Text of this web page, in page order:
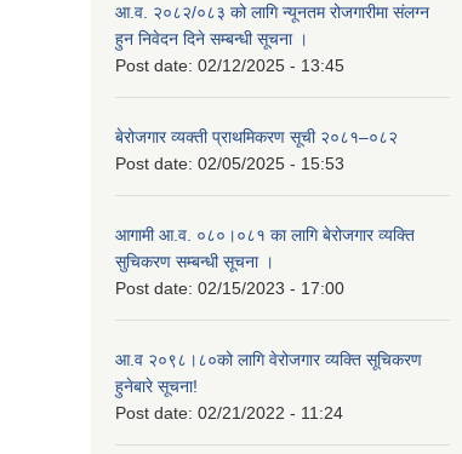
आ.व. २०८२/०८३ को लागि न्यूनतम रोजगारीमा संलग्न
हुन निवेदन दिने सम्बन्धी सूचना ।
Post date: 02/12/2025 - 13:45
बेरोजगार व्यक्ती प्राथमिकरण सूची २०८१–०८२
Post date: 02/05/2025 - 15:53
आगामी आ.व. ०८०।०८१ का लागि बेरोजगार व्यक्ति
सुचिकरण सम्बन्धी सूचना ।
Post date: 02/15/2023 - 17:00
आ.व २०९८।८०को लागि वेरोजगार व्यक्ति सूचिकरण
हुनेबारे सूचना!
Post date: 02/21/2022 - 11:24